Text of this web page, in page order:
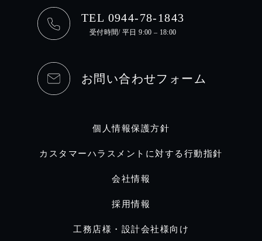
TEL 0944-78-1843
受付時間/ 平日 9:00 – 18:00
お問い合わせフォーム
個人情報保護方針
カスタマーハラスメントに対する行動指針
会社情報
採用情報
工務店様・設計会社様向け